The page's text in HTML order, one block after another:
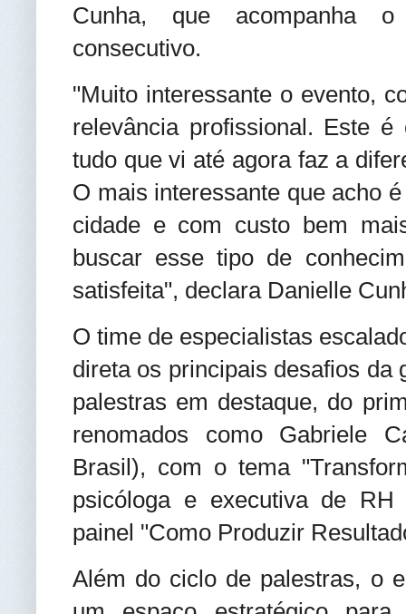
Cunha, que acompanha
consecutivo.
"Muito interessante o evento,
relevância profissional. Este
tudo que vi até agora faz a
O mais interessante que acho
cidade e com custo bem
buscar esse tipo de
satisfeita", declara Danielle
O time de especialistas
direta os principais desafios da
palestras em destaque, do
renomados como Gabriele
Brasil), com o tema
psicóloga e executiva de
painel "Como Produzir
Além do ciclo de palestras, o